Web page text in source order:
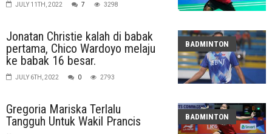
JULY 11TH, 2022 7 3298
BADMINTON
Jonatan Christie kalah di babak
pertama, Chico Wardoyo melaju
ke babak 16 besar.
JULY 6TH, 2022 0 2793
BADMINTON
Gregoria Mariska Terlalu
Tangguh Untuk Wakil Prancis